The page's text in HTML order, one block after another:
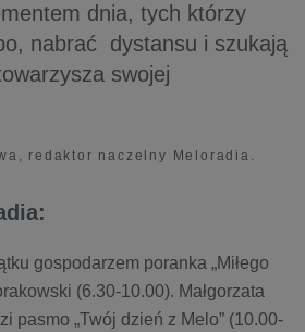
dnia, tych którzy
nabrać dystansu i szukają
swojej
redaktor naczelny Meloradia.
gospodarzem poranka „Miłego
(6.30-10.00). Małgorzata
pasmo „Twój dzień z Melo” (10.00-